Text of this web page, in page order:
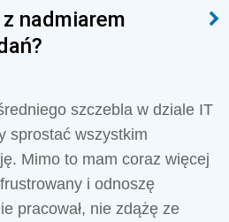
nadmiarem
szczebla w dziale IT
sprostać wszystkim
Mimo to mam coraz więcej
i odnoszę
pracował, nie zdążę ze